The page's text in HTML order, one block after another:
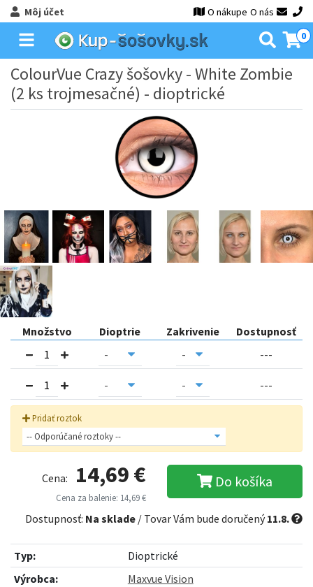
Môj účet O nákupe O nás
0
ColourVue Crazy šošovky - White Zombie
(2 ks trojmesačné) - dioptrické
Množstvo Dioptrie Zakrivenie
Dostupnosť
---
---
Pridať roztok
Cena: 14,69 €
Cena za balenie: 14,69 €
Do košíka
Dostupnosť: Na sklade / Tovar Vám bude doručený11.8.
Typ:
Dioptrické
Výrobca:
Maxvue Vision